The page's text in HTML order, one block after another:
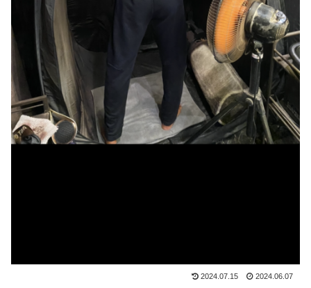
2024.07.15 2024.06.07